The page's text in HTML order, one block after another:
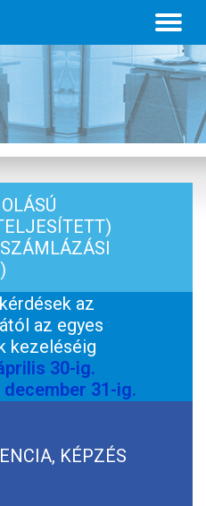
az
az egyes
kezeléséig
30-ig.
31-ig.
KÉPZÉS